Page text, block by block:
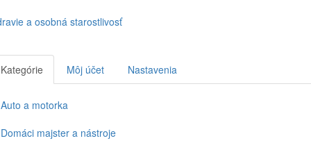
a osobná starostlivosť
Kategórie Môj účet Nastavenia
Auto a motorka
Domáci majster a nástroje